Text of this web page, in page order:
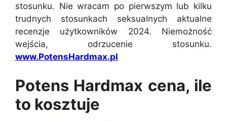
stosunku. Nie wracam po pierwszym lub kilku
trudnych stosunkach seksualnych aktualne
recenzje użytkowników 2024. Niemożność
wejścia, odrzucenie stosunku.
www.PotensHardmax.pl
Potens Hardmax cena, ile
to kosztuje